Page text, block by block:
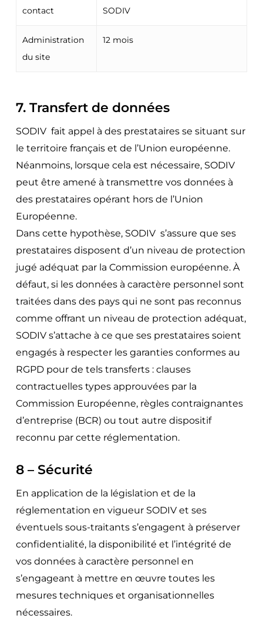
contact
SODIV
Administration
du site
12 mois
7. Transfert de données
SODIV fait appel à des prestataires se situant sur
le territoire français et de l’Union européenne.
Néanmoins, lorsque cela est nécessaire, SODIV
peut être amené à transmettre vos données à
des prestataires opérant hors de l’Union
Européenne.
Dans cette hypothèse, SODIV s’assure que ses
prestataires disposent d’un niveau de protection
jugé adéquat par la Commission européenne. À
défaut, si les données à caractère personnel sont
traitées dans des pays qui ne sont pas reconnus
comme offrant un niveau de protection adéquat,
SODIV s’attache à ce que ses prestataires soient
engagés à respecter les garanties conformes au
RGPD pour de tels transferts : clauses
contractuelles types approuvées par la
Commission Européenne, règles contraignantes
d’entreprise (BCR) ou tout autre dispositif
reconnu par cette réglementation.
8 – Sécurité
En application de la législation et de la
réglementation en vigueur SODIV et ses
éventuels sous-traitants s’engagent à préserver
confidentialité, la disponibilité et l’intégrité de
vos données à caractère personnel en
s’engageant à mettre en œuvre toutes les
mesures techniques et organisationnelles
nécessaires.